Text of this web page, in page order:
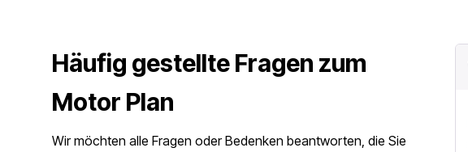
Häufig gestellte Fragen zum
Motor Plan
Wir möchten alle Fragen oder Bedenken beantworten, die Sie